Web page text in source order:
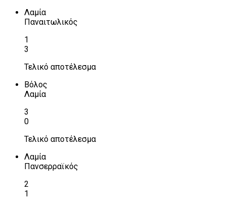
Λαμία
Παναιτωλικός
1
3
Τελικό αποτέλεσμα
Βόλος
Λαμία
3
0
Τελικό αποτέλεσμα
Λαμία
Πανσερραϊκός
2
1